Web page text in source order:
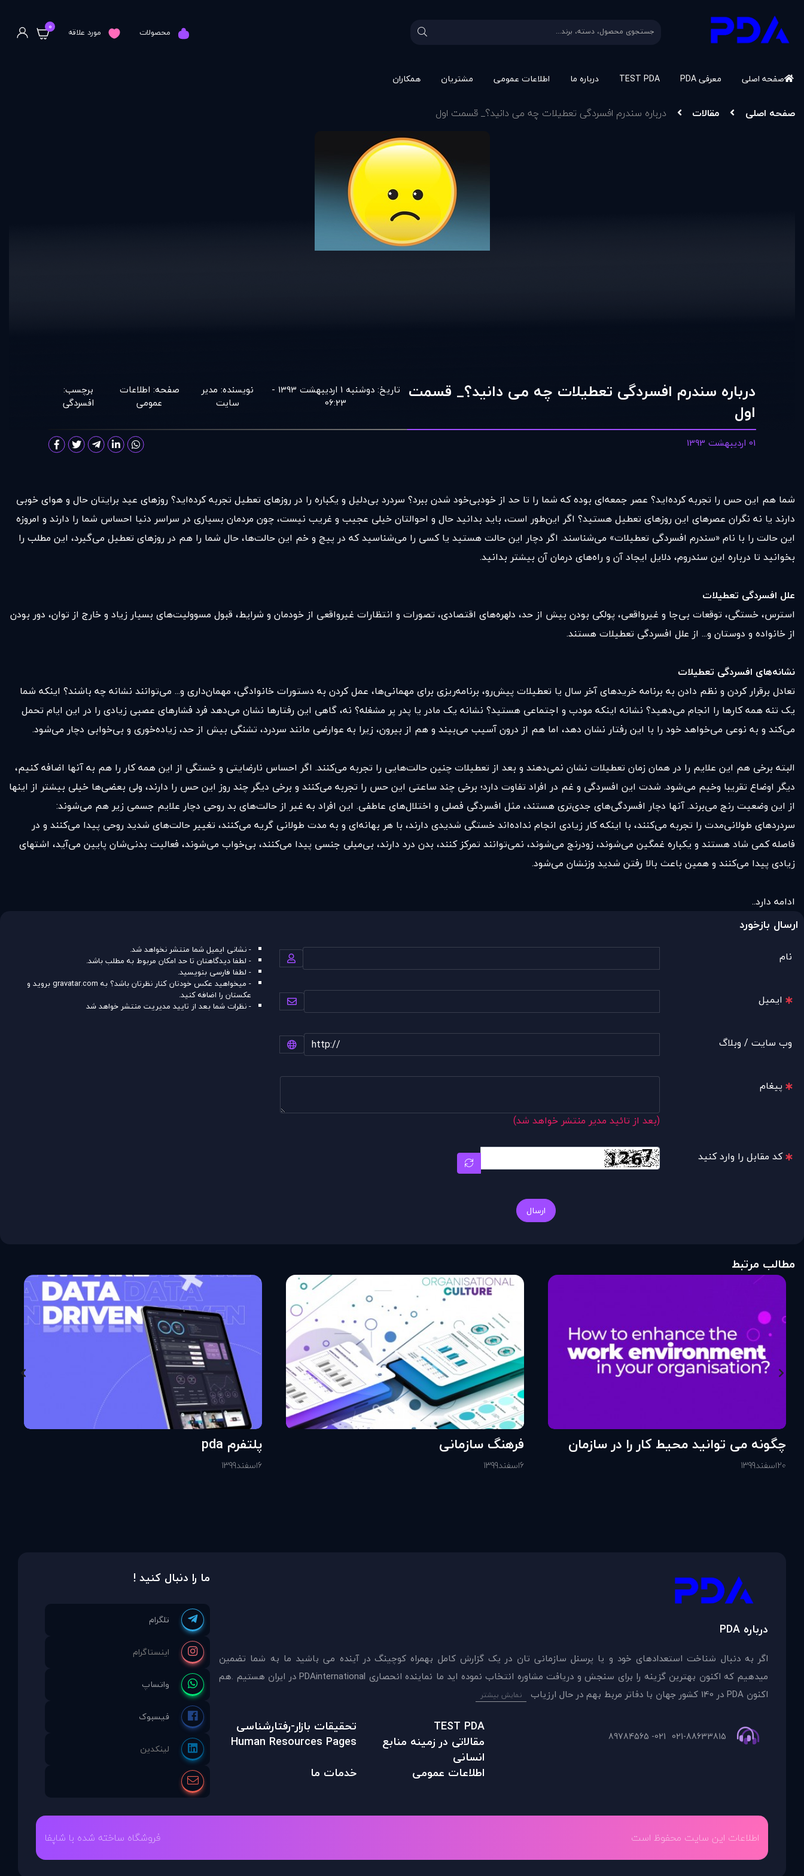
محصولات مورد علاقه 0
صفحه اصلی معرفی PDA TEST PDA درباره ما اطلاعات عمومی مشتريان همکاران
صفحه اصلی مقالات درباره سندرم افسردگی تعطيلات چه می دانيد؟_ قسمت اول
درباره سندرم افسردگی تعطيلات چه می دانيد؟_ قسمت
اول
تاریخ:
دوشنبه 1 اردیبهشت 1393 -
06:23
نویسنده: مدير
سايت
صفحه: اطلاعات
عمومی
برچسب:
افسردگی
01 اردیبهشت 1393
شما هم این حس را تجربه کرده‌اید؟ عصر جمعه‌ای بوده که شما را تا حد از خودبی‌خود شدن ببرد؟ سردرد بی‌دلیل و یکباره را در روزهای تعطیل تجربه کرده‌اید؟ روزهای عید برایتان حال و هوای خوبی
دارند یا نه نگران عصرهای این روزهای تعطیل هستید؟ اگر این‌طور است، باید بدانید حال و احوالتان خیلی عجیب و غریب نیست، چون مردمان بسیاری در سراسر دنیا احساس شما را دارند و امروزه
این حالت را با نام «سندرم افسردگی تعطیلات» می‌شناسند. اگر دچار این حالت هستید یا کسی را می‌شناسید که در پیچ و خم این حالت‌ها، حال شما را هم در روزهای تعطیل می‌گیرد، این مطلب را
بخوانید تا درباره این سندروم، دلایل ایجاد آن و راه‌های درمان آن بیشتر بدانید.
علل افسردگی تعطیلات
استرس، خستگی، توقعات بی‌جا و غیرواقعی، پولکی بودن بیش از حد، دلهره‌های اقتصادی، تصورات و انتظارات غیرواقعی از خودمان و شرایط، قبول مسوولیت‌های بسیار زیاد و خارج از توان، دور بودن
از خانواده و دوستان و... از علل افسردگی تعطیلات هستند.
نشانه‌های افسردگی تعطیلات
تعادل برقرار کردن و نظم دادن به برنامه خریدهای آخر سال یا تعطیلات پیش‌رو، برنامه‌ریزی برای مهمانی‌ها، ‌عمل کردن به دستورات خانوادگی، مهمان‌داری و... می‌توانند نشانه چه باشند؟ اینکه شما
یک تنه همه کارها را انجام می‌دهید؟ نشانه اینکه مودب و اجتماعی هستید؟ نشانه یک مادر یا پدر پر مشغله؟ نه، گاهی این رفتارها نشان می‌دهد فرد فشارهای عصبی زیادی را در این ایام تحمل
می‌کند و به نوعی می‌خواهد خود را با این رفتار نشان دهد، اما هم از درون آسیب می‌بیند و هم از بیرون، زیرا به عوارضی مانند سردرد، ‌تشنگی بیش از حد، زیاده‌خوری و بی‌خوابی دچار می‌شود.
البته برخی هم این علایم را در همان زمان تعطیلات نشان نمی‌دهند و بعد از تعطیلات چنین حالت‌هایی را تجربه می‌کنند. اگر احساس نارضایتی و خستگی از این همه کار را هم به آنها اضافه کنیم،
دیگر اوضاع تقریبا وخیم می‌شود. شدت این افسردگی و غم در افراد تفاوت دارد؛ برخی چند ساعتی این حس را تجربه می‌کنند و برخی دیگر چند روز این حس را دارند، ولی بعضی‌ها خیلی بیشتر از اینها
از این وضعیت رنج می‌برند. آنها دچار افسردگی‌های جدی‌تری هستند، مثل افسردگی فصلی و اختلال‌های عاطفی. این افراد به غیر از حالت‌های بد روحی دچار علایم جسمی زیر هم می‌شوند:
سردردهای طولانی‌مدت را تجربه می‌کنند، با اینکه کار زیادی انجام نداده‌اند خستگی شدیدی دارند، با هر بهانه‌ای و به مدت طولانی گریه می‌کنند، تغییر حالت‌های شدید روحی پیدا می‌کنند و در
فاصله کمی شاد هستند و یکباره غمگین می‌شوند، ‌زودرنج می‌شوند، ‌نمی‌توانند تمرکز کنند، بدن درد دارند، بی‌میلی جنسی پیدا می‌کنند، بی‌خواب می‌شوند، فعالیت بدنی‌شان پایین می‌آید، اشتهای
زیادی پیدا می‌کنند و همین باعث بالا رفتن شدید وزنشان می‌شود.
ادامه دارد..
ارسال بازخورد
نام
ایمیل
وب سایت / وبلاگ
پیغام
(بعد از تائید مدیر منتشر خواهد شد)
کد مقابل را وارد کنید
ارسال
- نشانی ایمیل شما منتشر نخواهد شد.
- لطفا دیدگاهتان تا حد امکان مربوط به مطلب باشد.
- لطفا فارسی بنویسید.
- میخواهید عکس خودتان کنار نظرتان باشد؟ به gravatar.comبروید و
عکستان را اضافه کنید.
- نظرات شما بعد از تایید مدیریت منتشر خواهد شد
مطالب مرتبط
چگونه می توانید محیط کار را در سازمان
خود تقویت کنید؟
20اسفند1399
فرهنگ سازمانی
6اسفند1399
پلتفرم pda
6اسفند1399
درباره PDA
اگر به دنبال شناخت استعدادهای خود و یا پرسنل سازمانی تان در يک گزارش کامل بهمراه کوچینگ در آینده می باشید ما به شما تضمين
ميدهيم که اکنون بهترين گزينه را برای سنجش و دريافت مشاوره انتخاب نموده ايد ما نماینده انحصاری PDAinternational در ایران هستیم .هم
اکنون PDA در 140 کشور جهان با دفاتر مربط بهم در حال ارزیاب
نمایش بیشتر
021-88633815
021- 89784565
TEST PDA
تحقیقات بازار-رفتارشناسی
مقالاتی در زمينه منابع
انسانی
Human Resources Pages
اطلاعات عمومی
خدمات ما
ما را دنبال کنید !
اطلاعات این سایت محفوظ است فروشگاه ساخته شده با شاپفا